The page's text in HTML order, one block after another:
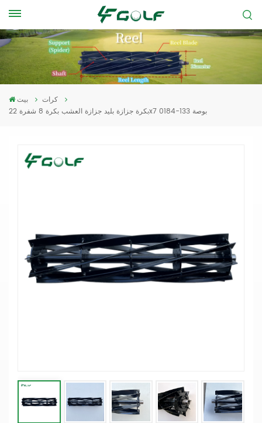
بيت
كرات
بكرة جزازة بليد جزازة العشب بكرة 8 شفرة 22x7 بوصة 133-0184